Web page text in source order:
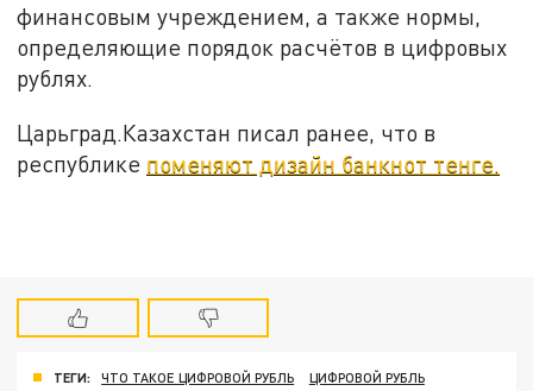
финансовым учреждением, а также нормы,
определяющие порядок расчётов в цифровых
рублях.
Царьград.Казахстан писал ранее, что в
республике поменяют дизайн банкнот тенге.
ТЕГИ: ЧТО ТАКОЕ ЦИФРОВОЙ РУБЛЬ ЦИФРОВОЙ РУБЛЬ